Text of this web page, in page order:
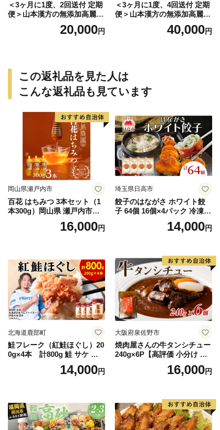
＜3ヶ月に1度、2回送付 定期
便＞山本漢方の無添加高麗人
20,000円
＜3ヶ月に1度、4回送付 定期
便＞山本漢方の無添加高麗人
40,000円
この返礼品を見た人は
こんな返礼品も見ています
岡山県瀬戸内市
百花 はちみつ 3本セット（1
本300g）岡山県 瀬戸内市産
石黒農園 ヨーグルト パン 砂
糖の代わり 香り高い いい香
16,000円
埼玉県日高市
餃子のはながさ ホワイト餃
子 64個 16個×4パック 冷凍
中華 点心 B級グルメ ご当地
野菜 おつまみ おかず 簡単調
ー ギフト お取り寄せ 日高市
14,000円
北海道鹿部町
鮭フレーク（紅鮭ほぐし）20
0g×4本 計800g 鮭 サケ 鮭
ほぐし サケフレーク シャケ
フレーク 鮭フレーク14,000円
大阪府泉佐野市
焼肉屋さんの牛タンシチュー
240g×6P【高評価 小分け 惣
菜 牛たん 一人暮らし 冷凍】
16,000円